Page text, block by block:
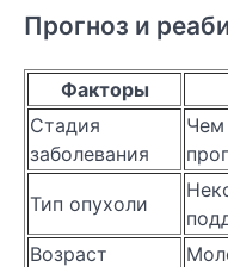
Прогноз и
Факторы
Стадия
заболевания
Чем
Тип опухоли
Возраст